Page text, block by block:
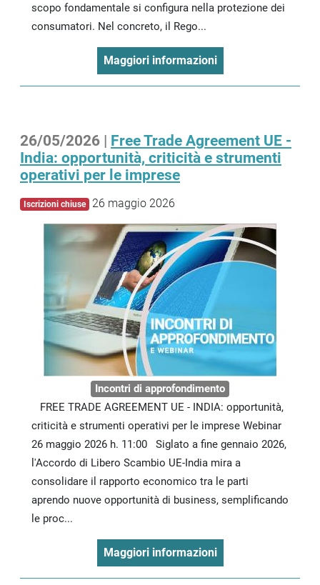
scopo fondamentale si configura nella protezione dei
consumatori. Nel concreto, il Rego...
Maggiori informazioni
26/05/2026 | Free Trade Agreement UE -
India: opportunità, criticità e strumenti
operativi per le imprese
Iscrizioni chiuse 26 maggio 2026
Incontri di approfondimento
FREE TRADE AGREEMENT UE - INDIA: opportunità,
criticità e strumenti operativi per le imprese Webinar
26 maggio 2026 h. 11:00 Siglato a fine gennaio 2026,
l'Accordo di Libero Scambio UE-India mira a
consolidare il rapporto economico tra le parti
aprendo nuove opportunità di business, semplificando
le proc...
Maggiori informazioni